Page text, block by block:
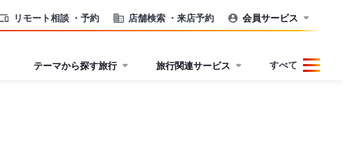
リモート相談 ・予約 店舗検索 ・来店予約 会員サービス
テーマから探す旅行 旅行関連サービス すべて